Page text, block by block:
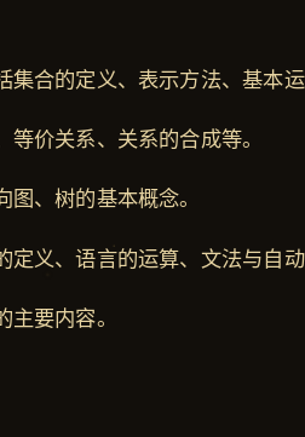
集合的定义、表示方法、基本运
等价关系、关系的合成等。
、树的基本概念。
定义、语言的运算、文法与自动
主要内容。